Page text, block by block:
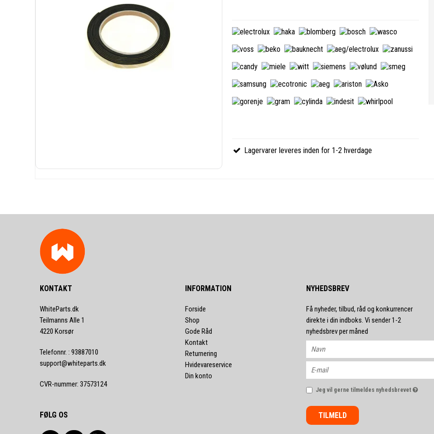
Lagervarer leveres inden for 1-2 hverdage
KONTAKT
WhiteParts.dk
Teilmanns Alle 1
4220 Korsør
Telefonnr. : 93887010
support@whiteparts.dk
CVR-nummer: 37573124
FØLG OS
INFORMATION
Forside
Shop
Gode Råd
Kontakt
Returnering
Hvidevareservice
Din konto
NYHEDSBREV
Få nyheder, tilbud, råd og konkurrencer
direkte i din indboks. Vi sender 1-2
nyhedsbrev per måned
Jeg vil gerne tilmeldes nyhedsbrevet
TILMELD